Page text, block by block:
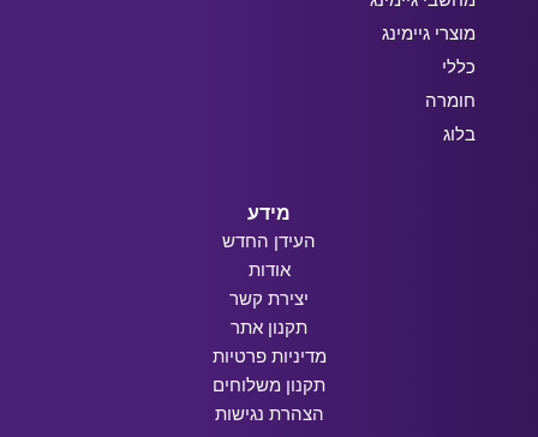
מוצרי גיימינג
כללי
חומרה
בלוג
מידע
העידן החדש
אודות
יצירת קשר
תקנון אתר
מדיניות פרטיות
תקנון משלוחים
הצהרת נגישות